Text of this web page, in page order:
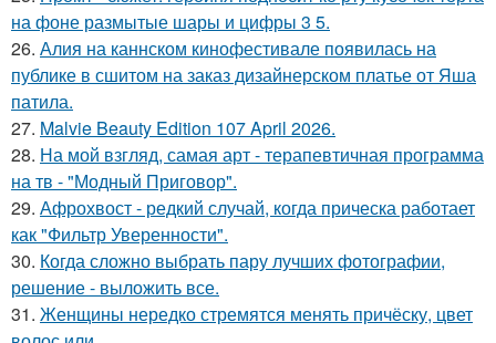
на фоне размытые шары и цифры 3 5.
26. Алия на каннском кинофестивале появилась на
публике в сшитом на заказ дизайнерском платье от Яша
патила.
27. Malvie Beauty Edition 107 April 2026.
28. На мой взгляд, самая арт - терапевтичная программа
на тв - "Модный Приговор".
29. Афрохвост - редкий случай, когда прическа работает
как "Фильтр Уверенности".
30. Когда сложно выбрать пару лучших фотографии,
решение - выложить все.
31. Женщины нередко стремятся менять причёску, цвет